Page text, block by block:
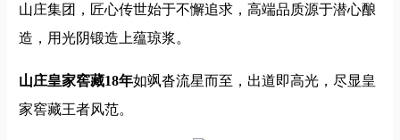
山庄集团，匠心传世始于不懈追求，高端品质源于潜心酿
造，用光阴锻造上蕴琼浆。
山庄皇家窖藏18年如飒沓流星而至，出道即高光，尽显皇
家窖藏王者风范。